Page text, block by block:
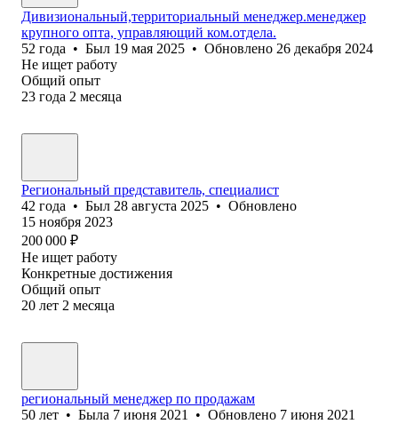
Дивизиональный,территориальный менеджер.менеджер
крупного опта, управляющий ком.отдела.
52 года • Был 19 мая 2025 • Обновлено 26 декабря 2024
Не ищет работу
Общий опыт
23 года 2 месяца
Региональный представитель, специалист
42 года • Был 28 августа 2025 • Обновлено
15 ноября 2023
200 000 ₽
Не ищет работу
Конкретные достижения
Общий опыт
20 лет 2 месяца
региональный менеджер по продажам
50 лет • Была 7 июня 2021 • Обновлено 7 июня 2021